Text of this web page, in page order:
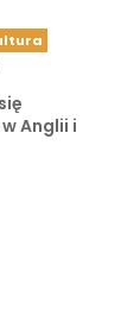
Anglii i